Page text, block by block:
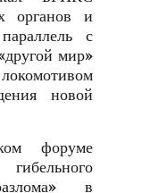
органов и
с
мир»
новой
форуме
в